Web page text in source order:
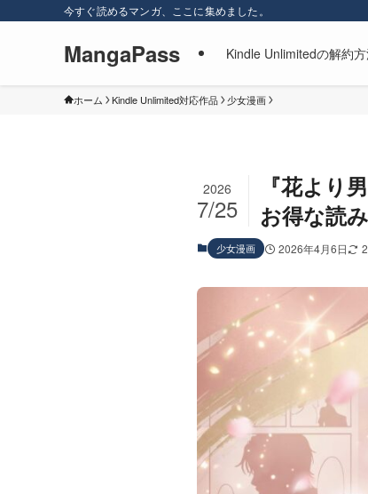
今すぐ読めるマンガ、ここに集めました。
MangaPass Kindle Unlimitedの解約
ホーム Kindle Unlimited対応作品 少女漫画
『花より
お得な読
2026
7/25
少女漫画 2026年4月6日